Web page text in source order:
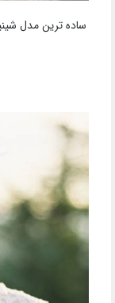
ساده ترین مدل